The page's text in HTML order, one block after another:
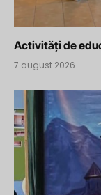
Activități de
7 august 2026